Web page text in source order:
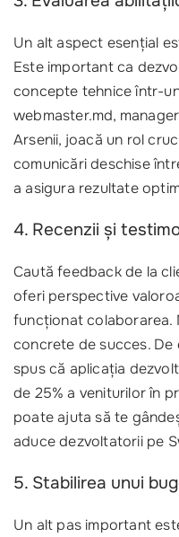
Un alt aspect esențial
Este important ca
concepte tehnice într-
webmaster.md,
Arsenii, joacă un rol
comunicări deschise
a asigura rezultate
4. Recenzii și
Caută feedback de la
oferi perspective
funcționat colaborarea.
concrete de succes. De
spus că aplicația
de 25% a veniturilor în
poate ajuta să te
aduce dezvoltatorii pe
5. Stabilirea unui
Un alt pas important